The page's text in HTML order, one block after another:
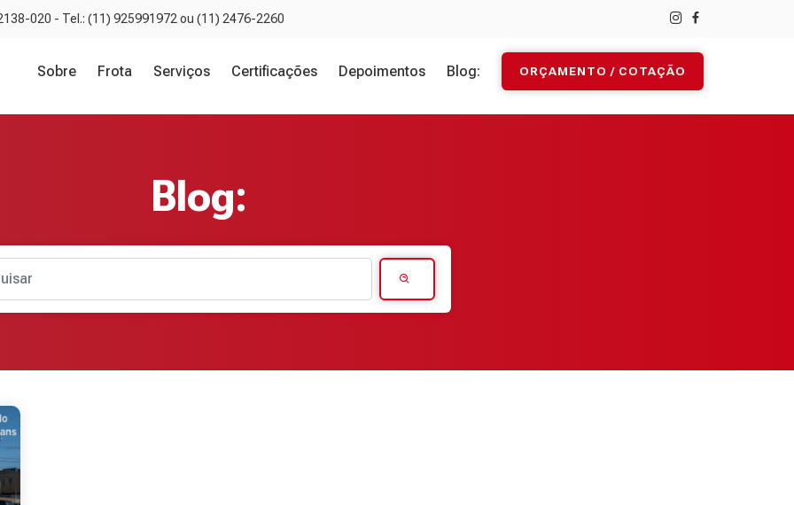
020 - Tel.: (11) 925991972 ou (11) 2476-2260
Sobre Frota Serviços Certificações Depoimentos Blog: ORÇAMENTO / COTAÇÃO
Blog: